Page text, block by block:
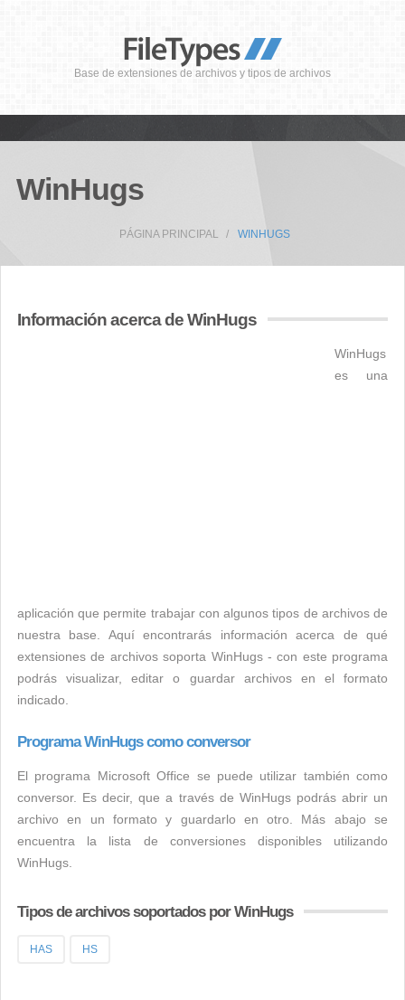
Base de extensiones de archivos y tipos de archivos
WinHugs
PÁGINA PRINCIPAL WINHUGS
Información acerca de WinHugs
WinHugs
es una
aplicación que permite trabajar con algunos tipos de archivos de
nuestra base. Aquí encontrarás información acerca de qué
extensiones de archivos soporta WinHugs - con este programa
podrás visualizar, editar o guardar archivos en el formato
indicado.
Programa WinHugs como conversor
El programa Microsoft Office se puede utilizar también como
conversor. Es decir, que a través de WinHugs podrás abrir un
archivo en un formato y guardarlo en otro. Más abajo se
encuentra la lista de conversiones disponibles utilizando
WinHugs.
Tipos de archivos soportados por WinHugs
HAS HS